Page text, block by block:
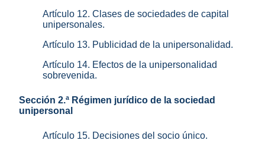
Artículo 12. Clases de sociedades de capital
unipersonales.
Artículo 13. Publicidad de la unipersonalidad.
Artículo 14. Efectos de la unipersonalidad
sobrevenida.
Sección 2.ª Régimen jurídico de la sociedad
unipersonal
Artículo 15. Decisiones del socio único.